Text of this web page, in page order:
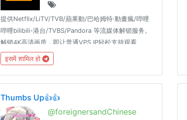
提供Netflix/LiTV/TVB/蘋果動/巴哈姆特·動畫瘋/哔哩
哔哩bilibili-港台/TVBS/Pandora 等流媒体解锁服务。
解锁4K高清画质，即让普通VPS IP轻松支持观看
Netflix和動畫瘋等优质流媒体试用或购买服务，看置
顶内容！
इसमें शामिल हो
Thumbs Up👍👍
@foreignersandChinese